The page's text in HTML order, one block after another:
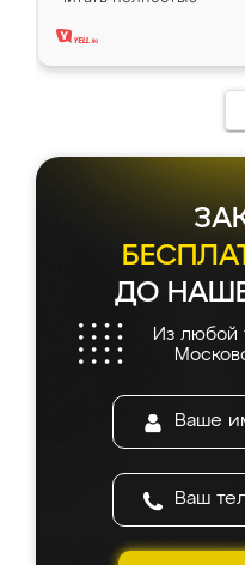
два года, нареканий
ДО
Из любой